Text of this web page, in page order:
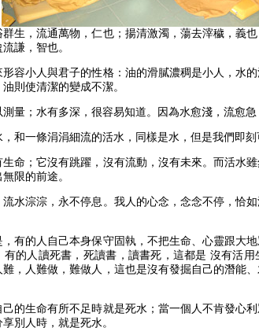
生，流通萬物，仁也；揚清激濁，蕩去滓穢，義
謙，智也。
容小人與君子的性格：油的滑膩濃稠是小人，水
則使清潔的變成不潔。
量；水有多深，很容易知道。因為水愈淺，流愈急
和一條涓涓細流的活水，同樣是水，但是我們即刻
命；它沒有跳躍，沒有流動，沒有未來。而活水
限的前途。
水淙淙，永不停息。我人的心念，念念不停，恰
有的人自己本身保守固執，不把生命、心靈跟大
有的人讀死書，死讀書，讀書死，這都是 沒有活用
，人難做，難做人，這也是沒有發掘自己的潛能
的生命有所不足時就是死水；當一個人不肯發心
別人時，就是死水。